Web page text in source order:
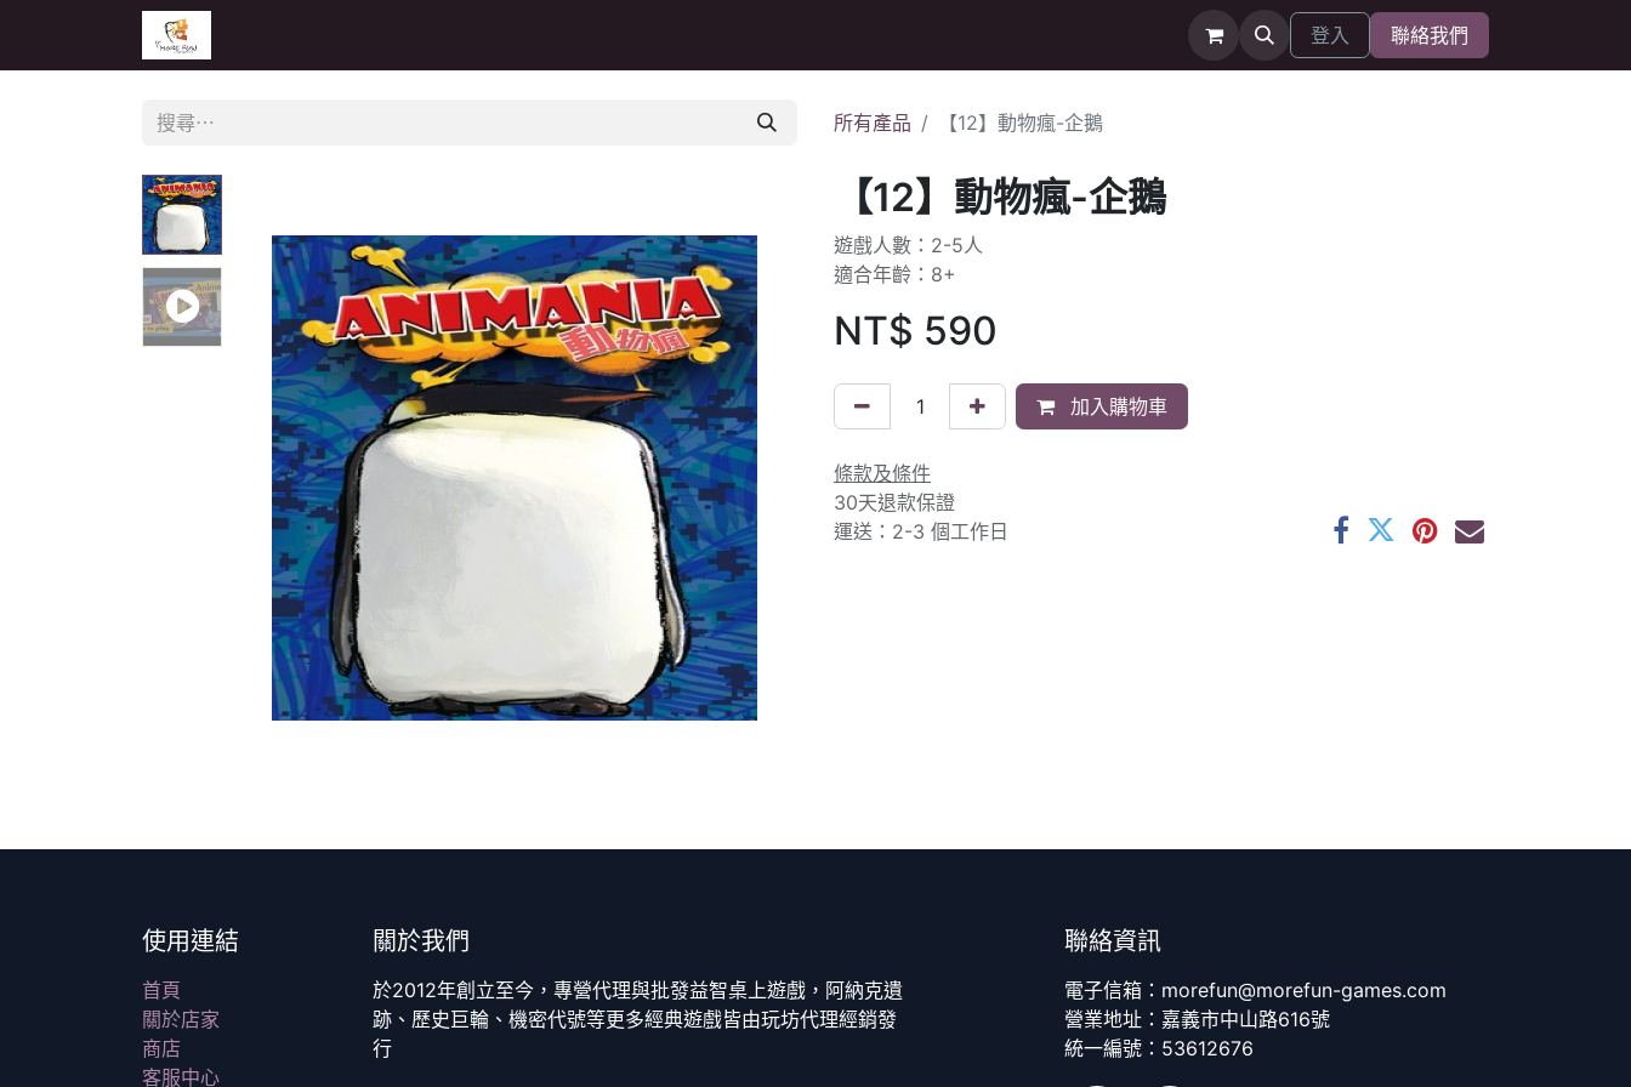
登入 聯絡我們
所有產品 【12】動物瘋-企鵝
【12】動物瘋-企鵝
遊戲人數：2-5人
適合年齡：8+
NT$ 590
加入購物車
條款及條件
30天退款保證
運送：2-3 個工作日
使用連結
首頁
關於店家
商店
客服中心
關於我們
於2012年創立至今，專營代理與批發益智桌上遊戲，阿納克遺
跡、歷史巨輪、機密代號等更多經典遊戲皆由玩坊代理經銷發
行
聯絡資訊
電子信箱：morefun@morefun-games.com
營業地址：嘉義市中山路616號
統一編號：53612676